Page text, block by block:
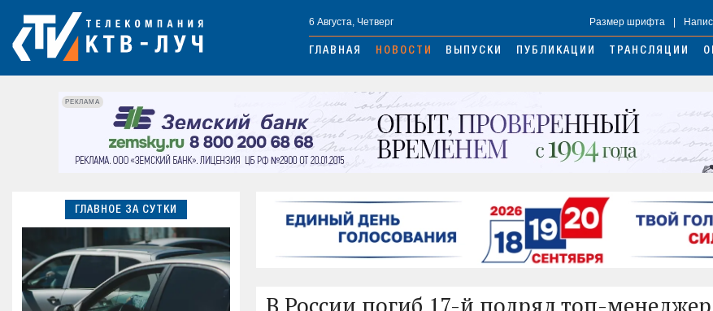
6 Августа, Четверг Размер шрифта
ГЛАВНАЯ НОВОСТИ ВЫПУСКИ ПУБЛИКАЦИИ ТРАНСЛЯЦИИ
РЕКЛАМА
ГЛАВНОЕ ЗА СУТКИ